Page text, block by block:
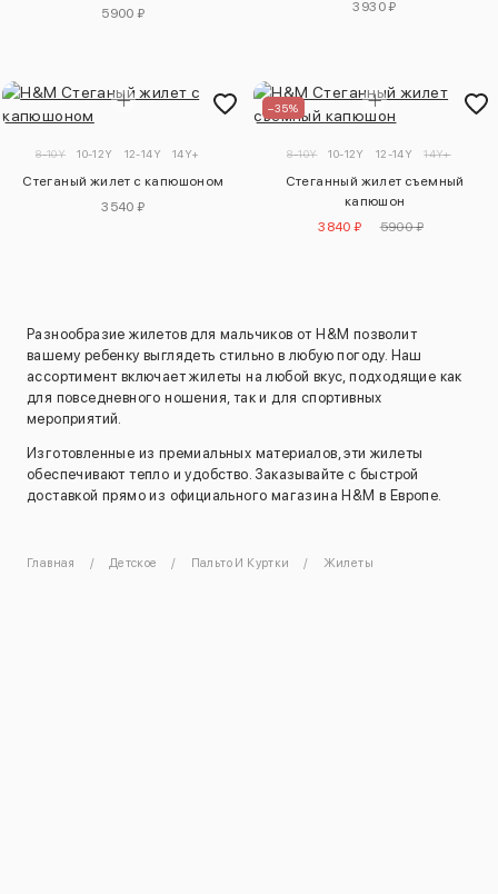
5900 ₽
3930 ₽
8-10Y 10-12Y 12-14Y 14Y+
Стеганый жилет с капюшоном
3540 ₽
–35%
8-10Y 10-12Y 12-14Y 14Y+
Стеганный жилет съемный
капюшон
3840 ₽
5900 ₽
Разнообразие жилетов для мальчиков от H&M позволит
вашему ребенку выглядеть стильно в любую погоду. Наш
ассортимент включает жилеты на любой вкус, подходящие как
для повседневного ношения, так и для спортивных
мероприятий.
Изготовленные из премиальных материалов, эти жилеты
обеспечивают тепло и удобство. Заказывайте с быстрой
доставкой прямо из официального магазина H&M в Европе.
Главная Детское Пальто И Куртки Жилеты